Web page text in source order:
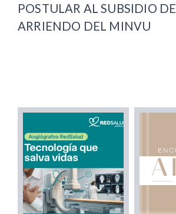
POSTULAR AL SUBSIDIO DE
ARRIENDO DEL MINVU